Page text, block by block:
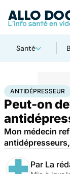
Santé
AccueilSanté
ANTIDÉPRESSEUR
Peut-on
Mon médecin
Par La